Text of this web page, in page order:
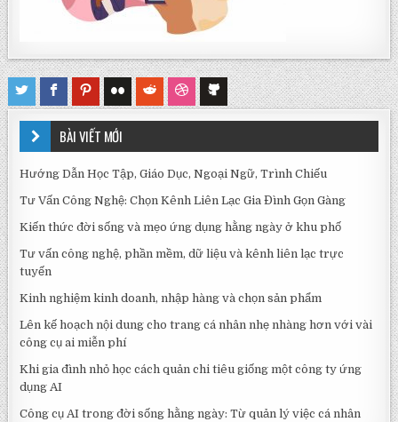
BÀI VIẾT MỚI
Hướng Dẫn Học Tập, Giáo Dục, Ngoại Ngữ, Trình Chiếu
Tư Vấn Công Nghệ: Chọn Kênh Liên Lạc Gia Đình Gọn Gàng
Kiến thức đời sống và mẹo ứng dụng hằng ngày ở khu phố
Tư vấn công nghệ, phần mềm, dữ liệu và kênh liên lạc trực
tuyến
Kinh nghiệm kinh doanh, nhập hàng và chọn sản phẩm
Lên kế hoạch nội dung cho trang cá nhân nhẹ nhàng hơn với vài
công cụ ai miễn phí
Khi gia đình nhỏ học cách quản chi tiêu giống một công ty ứng
dụng AI
Công cụ AI trong đời sống hằng ngày: Từ quản lý việc cá nhân